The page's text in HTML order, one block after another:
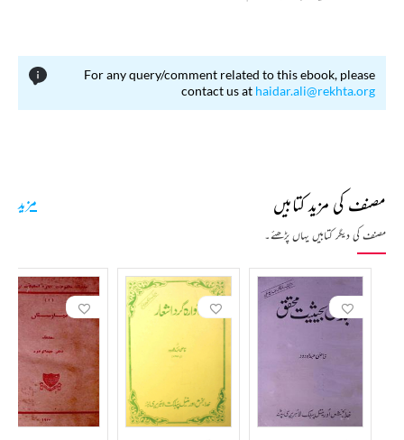
لیا۔ داخلے کے تقریباً ڈیڑھ سال بعد اس کالج کے بانی میجر سید حسن بلگرامی کا انتقال ہوگیا اور کالج بند
ہوگیا۔ اس کے بعد قاضی صاحب نے سردست یورپ جانے کا ارادہ ترک کردیا۔ 1916ء میں پٹنہ سے
کیمبرج ٹرائی پوس کا دوسرا حصہ مکمل بھی نہیں کیا تھا کہ پلوریسی کا شکار ہوگئے۔ چند ماہ تک کیمبرج میں
ہی ایک سینی ٹوریم میں زیر علاج رہے پھر ڈاکٹروں کے مشورے پر مزید علاج اور تبدیلی آب و ہوا کے
لیے مونتانا چلے آئے صحتیاب ہونے کے بعد ٹرائی پوس حصہ دوم کے امتحان میں شریک ہوئے اور
میں بارایٹ لا ہوئے اور پھر اپنے وطن پٹنہ واپس آگئے۔ یہاں آکر کچھ دنوں تک پریکٹس کرتے رہے
اور باضابطہ طور پر علمی، بارایٹ لا ہوئے اور پھر اپنے وطن پٹنہ واپس آگئے۔ یہاں آکر کچھ دنوں تک
پریکٹس کرتے رہے اور باضابطہ طور پر علمی، ادبی اور تحقیقی کاموں کی طرف متوجہ ہوگئے۔
قاضی صاحب کے والد زمانے میں ان کے گھر پر ہفتہ وار ’’آگرہ اخبار‘‘ آیا کرتا تھا۔ بچپن میں انہوں نے
اس اخبار کا مطالعہ کیا۔ اس زمانے میں حسرت موہانی کے رسالے ’’اردو معلٰی‘‘ کی دھوم تھی۔ اس کی چند
پرانی جلدیں مطالعے کے لئے منگوائیں اور پھر مسلسل منگواتے رہے۔ ’’اردو معلٰی‘‘ کے مطالعے کا ان پر
For any query/comment related to this ebook, please
contact us at haidar.ali@rekhta.org
مصنف کی مزید کتابیں
مصنف کی دیگر کتابیں یہاں پڑھئے۔
مزید